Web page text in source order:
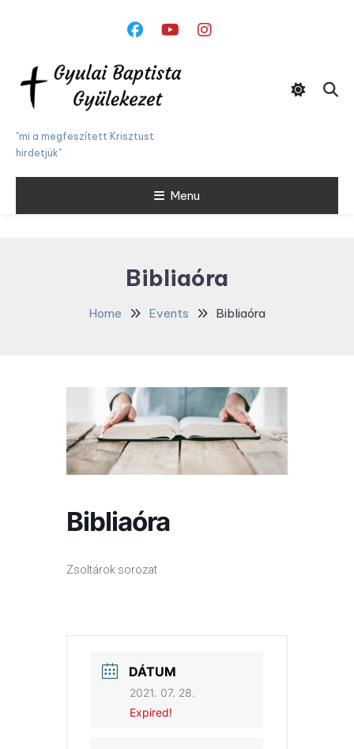
"mi a megfeszített Krisztust
hirdetjük"
Menu
Bibliaóra
Home Events Bibliaóra
Bibliaóra
Zsoltárok sorozat
DÁTUM
2021. 07. 28.
Expired!